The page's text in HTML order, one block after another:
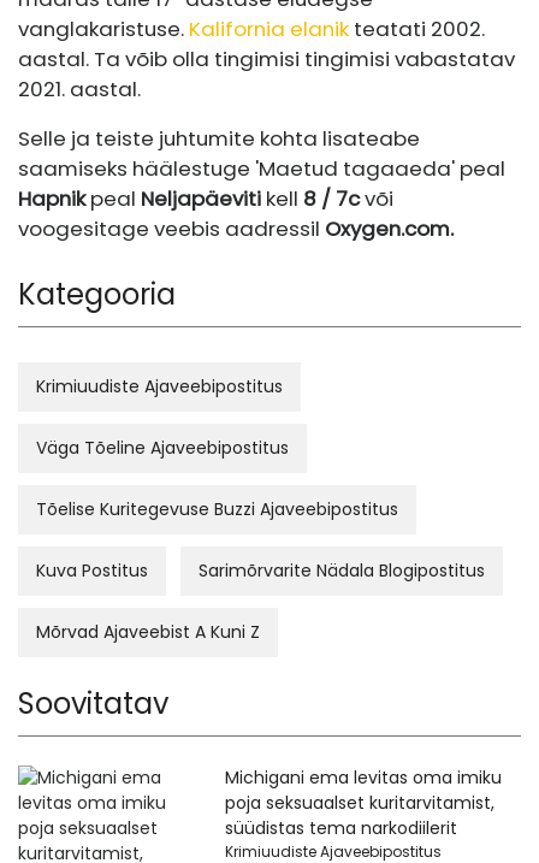
vanglakaristuse. Kalifornia elanik teatati 2002.
aastal. Ta võib olla tingimisi tingimisi vabastatav
2021. aastal.
Selle ja teiste juhtumite kohta lisateabe
saamiseks häälestuge 'Maetud tagaaeda' peal
Hapnikpeal Neljapäeviti kell 8 / 7cvõi
voogesitage veebis aadressil Oxygen.com.
Kategooria
Krimiuudiste Ajaveebipostitus
Väga Tõeline Ajaveebipostitus
Tõelise Kuritegevuse Buzzi Ajaveebipostitus
Kuva Postitus Sarimõrvarite Nädala Blogipostitus
Mõrvad Ajaveebist A Kuni Z
Soovitatav
Michigani ema levitas oma imiku
poja seksuaalset kuritarvitamist,
süüdistas tema narkodiilerit
Krimiuudiste Ajaveebipostitus